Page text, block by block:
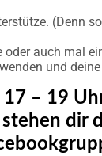
(Denn
auch mal
und
– 19
dir